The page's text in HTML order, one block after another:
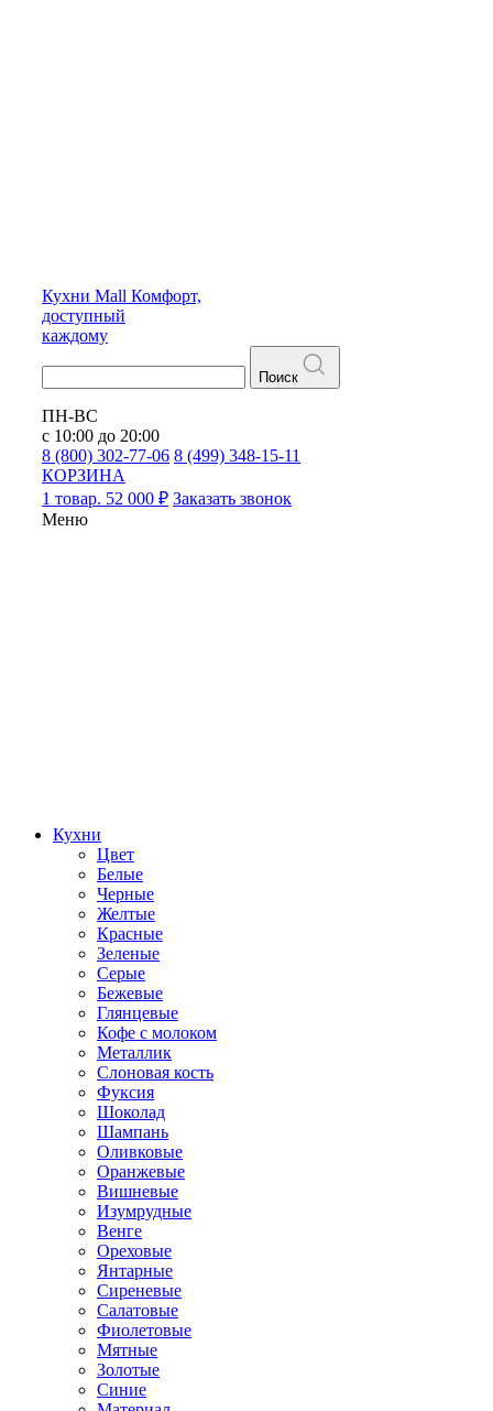
Кухни Mall Комфорт,
доступный
каждому
Поиск
ПН-ВС
с 10:00 до 20:00
8 (800) 302-77-06 8 (499) 348-15-11
КОРЗИНА
1 товар. 52 000 ₽ Заказать звонок
Меню
Кухни
Цвет
Белые
Черные
Желтые
Красные
Зеленые
Серые
Бежевые
Глянцевые
Кофе с молоком
Металлик
Слоновая кость
Фуксия
Шоколад
Шампань
Оливковые
Оранжевые
Вишневые
Изумрудные
Венге
Ореховые
Янтарные
Сиреневые
Салатовые
Фиолетовые
Мятные
Золотые
Синие